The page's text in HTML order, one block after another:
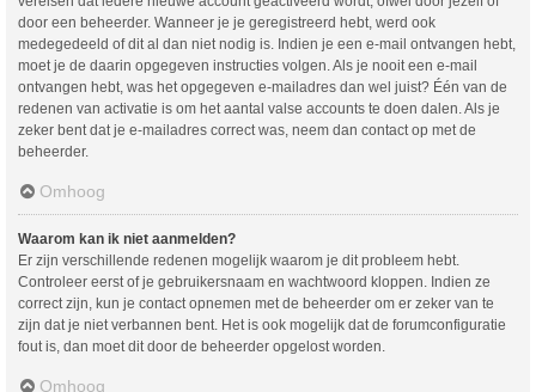
door een beheerder. Wanneer je je geregistreerd hebt, werd ook
medegedeeld of dit al dan niet nodig is. Indien je een e-mail ontvangen hebt,
moet je de daarin opgegeven instructies volgen. Als je nooit een e-mail
ontvangen hebt, was het opgegeven e-mailadres dan wel juist? Één van de
redenen van activatie is om het aantal valse accounts te doen dalen. Als je
zeker bent dat je e-mailadres correct was, neem dan contact op met de
beheerder.
Omhoog
Waarom kan ik niet aanmelden?
Er zijn verschillende redenen mogelijk waarom je dit probleem hebt.
Controleer eerst of je gebruikersnaam en wachtwoord kloppen. Indien ze
correct zijn, kun je contact opnemen met de beheerder om er zeker van te
zijn dat je niet verbannen bent. Het is ook mogelijk dat de forumconfiguratie
fout is, dan moet dit door de beheerder opgelost worden.
Omhoog